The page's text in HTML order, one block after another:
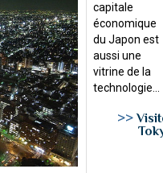
capitale
économique
du Japon est
aussi une
vitrine de la
technologie...
>>